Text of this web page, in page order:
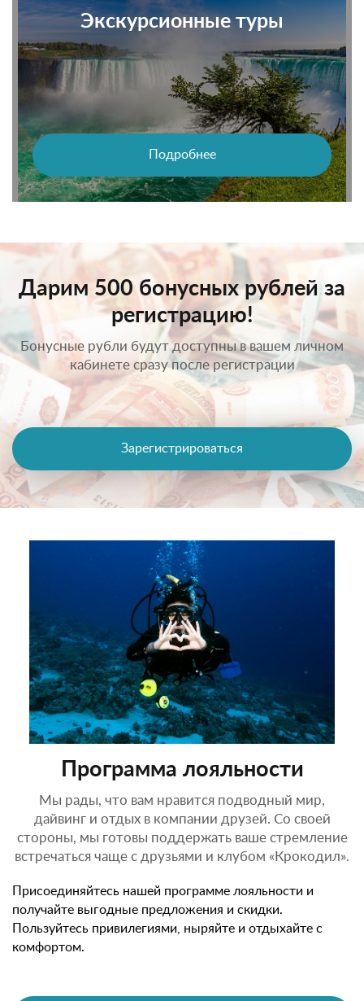
Экскурсионные туры
Подробнее
Дарим 500 бонусных рублей за
регистрацию!
Бонусные рубли будут доступны в вашем личном
кабинете сразу после регистрации
Зарегистрироваться
Программа лояльности
Мы рады, что вам нравится подводный мир,
дайвинг и отдых в компании друзей. Со своей
стороны, мы готовы поддержать ваше стремление
встречаться чаще с друзьями и клубом «Крокодил».
Присоединяйтесь нашей программе лояльности и
получайте выгодные предложения и скидки.
Пользуйтесь привилегиями, ныряйте и отдыхайте с
комфортом.